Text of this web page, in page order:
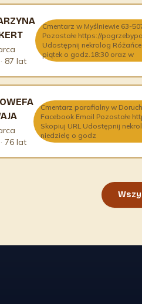
· 87 lat
Cmentarz w Myślniewie 63-
Pozostałe https://
Udostępnij nekrolog
piątek o godz.18:30 oraz w
· 76 lat
Cmentarz parafialny w
Facebook Email Pozostałe
Skopiuj URL Udostępnij
niedzielę o godz